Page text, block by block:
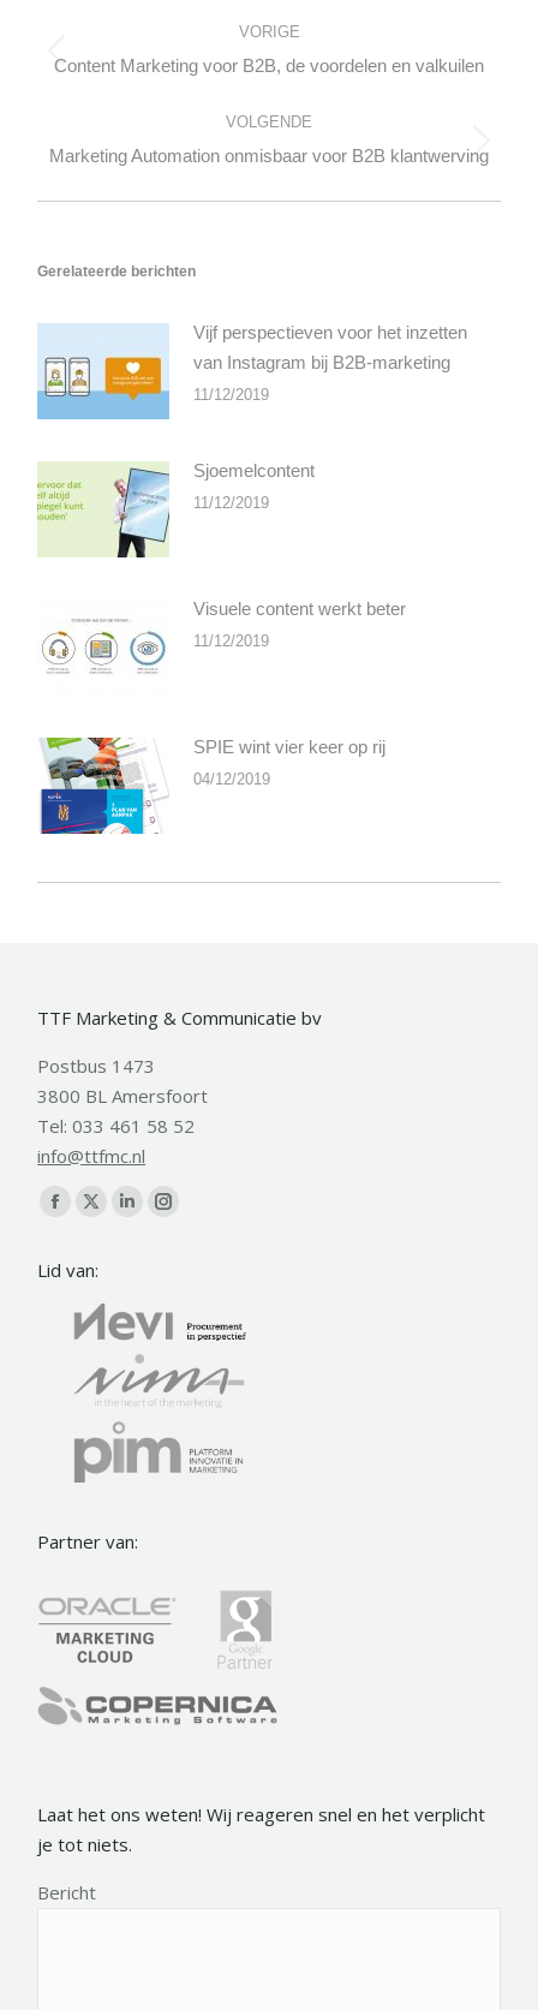
VORIGE
Vorig
Content Marketing voor B2B, de voordelen en valkuilen
VOLGENDE
Volgend
Marketing Automation onmisbaar voor B2B klantwerving
Gerelateerde berichten
Vijf perspectieven voor het inzetten
van Instagram bij B2B-marketing
11/12/2019
Sjoemelcontent
11/12/2019
Visuele content werkt beter
11/12/2019
SPIE wint vier keer op rij
04/12/2019
TTF Marketing & Communicatie bv
Postbus 1473
3800 BL Amersfoort
Tel: 033 461 58 52
info@ttfmc.nl
Vind ons op:
Facebook
opens
new
window
X
opens
in
new
window
Linkedin
in
new
window
Instagram
in
new
window
Lid van:
Partner van:
Laat het ons weten! Wij reageren snel en het verplicht
je tot niets.
Bericht